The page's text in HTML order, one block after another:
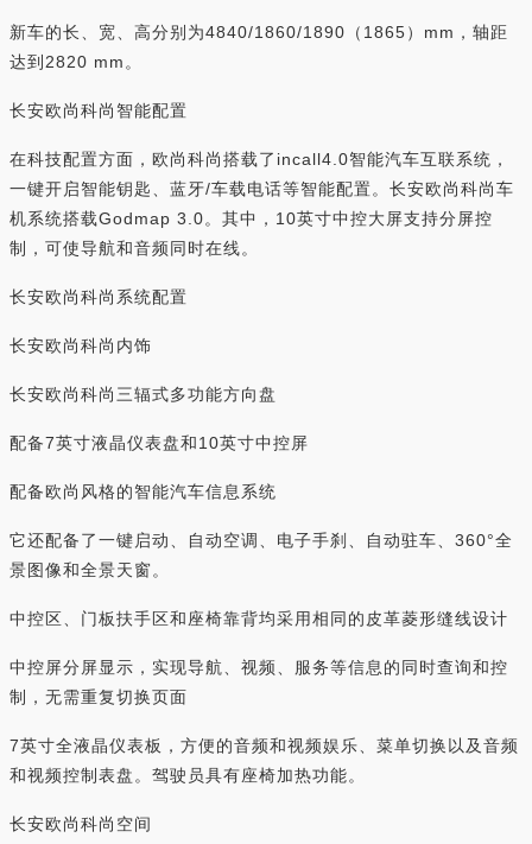
新车的长、宽、高分别为4840/1860/1890（1865）mm，轴距
达到2820 mm。
长安欧尚科尚智能配置
在科技配置方面，欧尚科尚搭载了incall4.0智能汽车互联系统，
一键开启智能钥匙、蓝牙/车载电话等智能配置。长安欧尚科尚车
机系统搭载Godmap 3.0。其中，10英寸中控大屏支持分屏控
制，可使导航和音频同时在线。
长安欧尚科尚系统配置
长安欧尚科尚内饰
长安欧尚科尚三辐式多功能方向盘
配备7英寸液晶仪表盘和10英寸中控屏
配备欧尚风格的智能汽车信息系统
它还配备了一键启动、自动空调、电子手刹、自动驻车、360°全
景图像和全景天窗。
中控区、门板扶手区和座椅靠背均采用相同的皮革菱形缝线设计
中控屏分屏显示，实现导航、视频、服务等信息的同时查询和控
制，无需重复切换页面
7英寸全液晶仪表板，方便的音频和视频娱乐、菜单切换以及音频
和视频控制表盘。驾驶员具有座椅加热功能。
长安欧尚科尚空间